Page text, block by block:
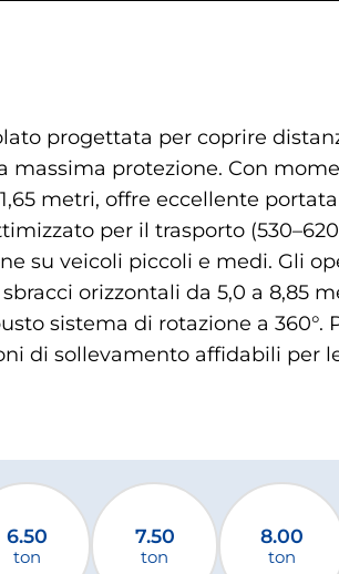
progettata per coprire
protezione. Con
metri, offre eccellente
per il trasporto
su veicoli piccoli e medi. Gli
orizzontali da 5,0 a 8,85
sistema di rotazione a
di sollevamento affidabili per
6.50
ton
7.50
ton
8.00
ton